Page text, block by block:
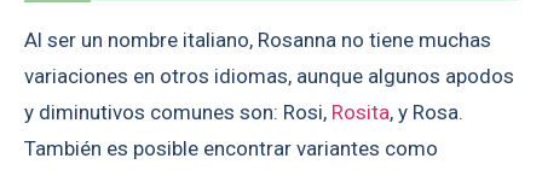
Al ser un nombre italiano, Rosanna no tiene muchas
variaciones en otros idiomas, aunque algunos apodos
y diminutivos comunes son: Rosi, Rosita, y Rosa.
También es posible encontrar variantes como